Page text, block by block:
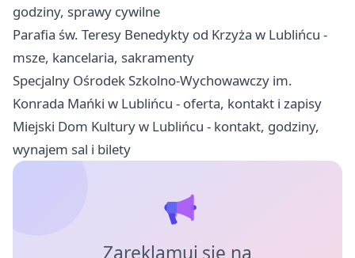
godziny, sprawy cywilne
Parafia św. Teresy Benedykty od Krzyża w Lublińcu -
msze, kancelaria, sakramenty
Specjalny Ośrodek Szkolno-Wychowawczy im.
Konrada Mańki w Lublińcu - oferta, kontakt i zapisy
Miejski Dom Kultury w Lublińcu - kontakt, godziny,
wynajem sal i bilety
Zareklamuj się na